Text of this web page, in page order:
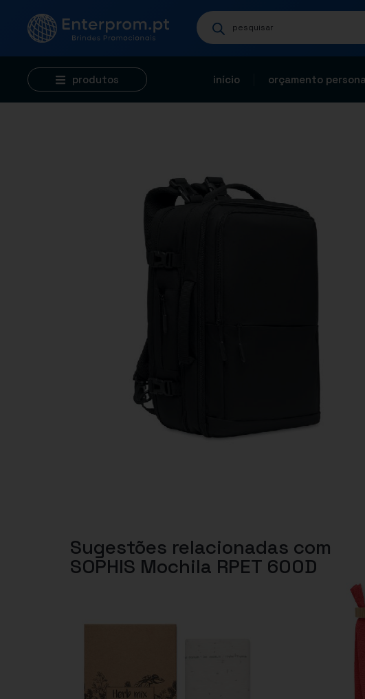
produtos início orçamento
Sugestões relacionadas com
SOPHIS Mochila RPET 600D